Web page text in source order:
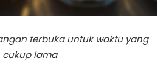
terbuka untuk waktu yang
cukup lama